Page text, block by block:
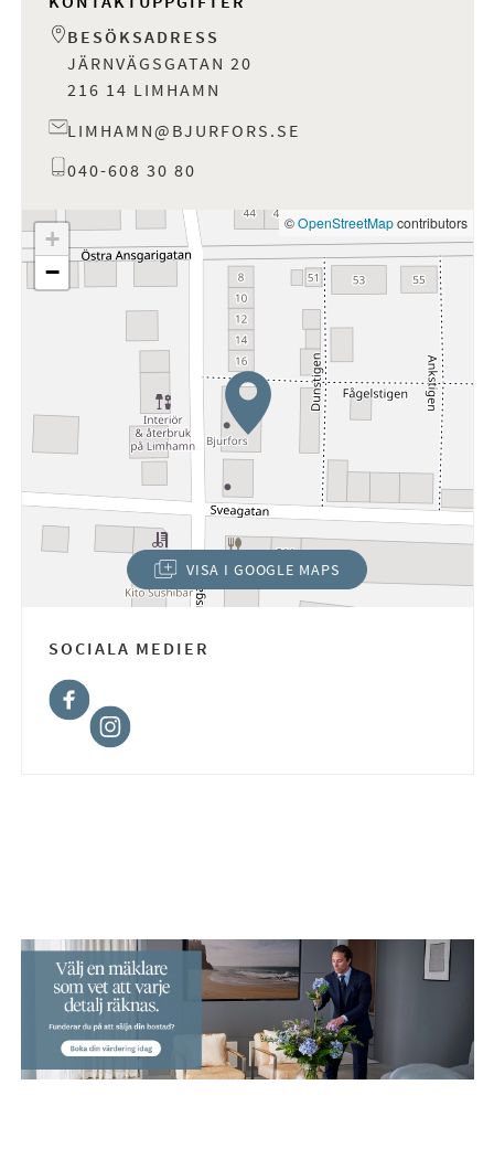
Kontakta oss eller besök oss på
Varmt välkommen till Bjurfors Limhamn!
BESÖKSADRESS
JÄRNVÄGSGATAN 20
216 14 LIMHAMN
LIMHAMN@BJURFORS.SE
040-608 30 80
+
−
©OpenStreetMapcontributors
VISA I GOOGLE MAPS
(ÖPPNAS I NYTT FÖNSTER)
SOCIALA MEDIER
Facebook